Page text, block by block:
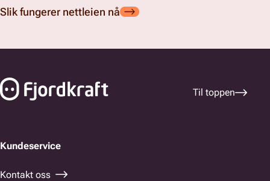
Slik fungerer nettleien nå
Til toppen
Kundeservice
Kontakt oss